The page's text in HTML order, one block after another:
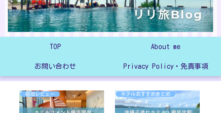
TOP About me
お問い合わせ Privacy Policy・免責事項
宿泊レビュー ホテルおすすめまとめ